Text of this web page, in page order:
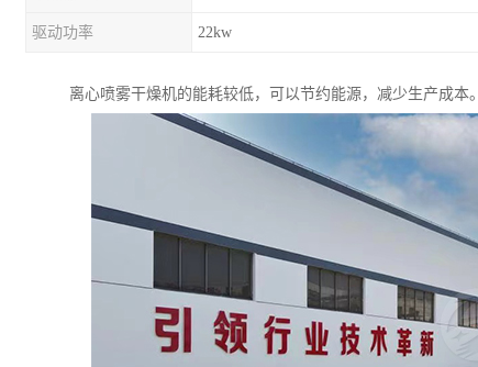
驱动功率 22kw
离心喷雾干燥机的能耗较低，可以节约能源，减少生产成本。